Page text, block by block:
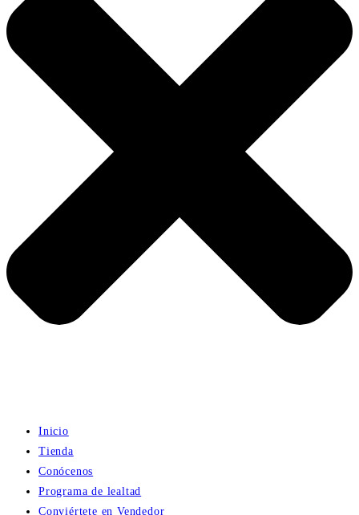
Inicio
Tienda
Conócenos
Programa de lealtad
Conviértete en Vendedor